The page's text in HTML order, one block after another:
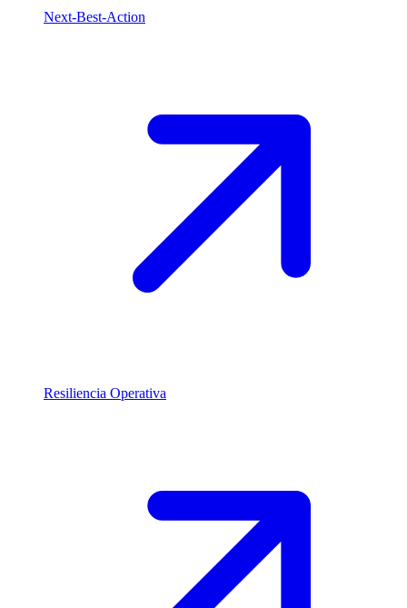
Next-Best-Action
Resiliencia Operativa